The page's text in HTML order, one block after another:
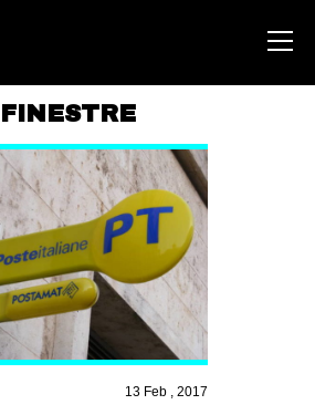
ABOUT
AREA
DEGENERAZIONE
GAZA FREESTYLE
CSOA LAMBRETTA
FINESTRE
13 Feb , 2017